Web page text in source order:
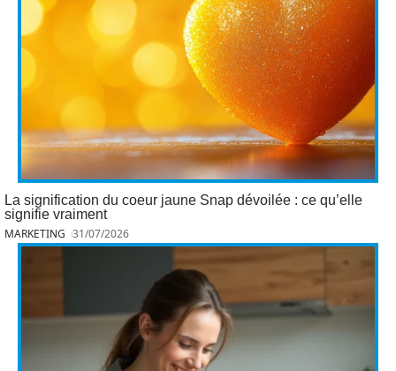
La signification du coeur jaune Snap dévoilée : ce qu’elle
signifie vraiment
MARKETING 31/07/2026